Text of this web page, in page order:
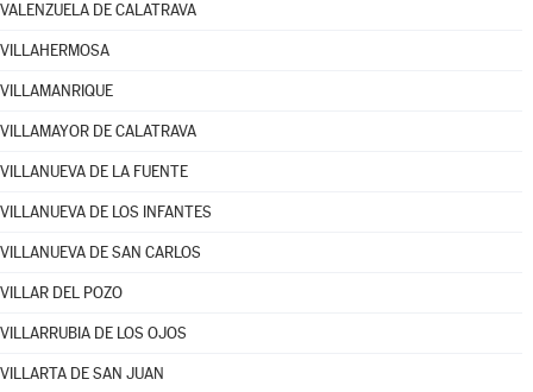
VALENZUELA DE CALATRAVA
VILLAHERMOSA
VILLAMANRIQUE
VILLAMAYOR DE CALATRAVA
VILLANUEVA DE LA FUENTE
VILLANUEVA DE LOS INFANTES
VILLANUEVA DE SAN CARLOS
VILLAR DEL POZO
VILLARRUBIA DE LOS OJOS
VILLARTA DE SAN JUAN